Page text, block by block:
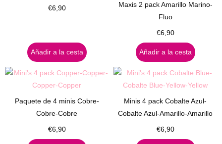
€6,90
Añadir a la cesta
Maxis 2 pack Amarillo Marino-
Fluo
€6,90
Añadir a la cesta
Paquete de 4 minis Cobre-
Cobre-Cobre
€6,90
Minis 4 pack Cobalte Azul-
Cobalte Azul-Amarillo-Amarillo
€6,90